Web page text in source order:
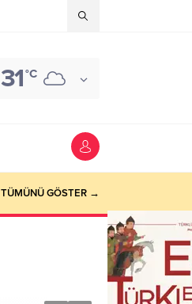
31°C
TÜMÜNÜ GÖSTER →